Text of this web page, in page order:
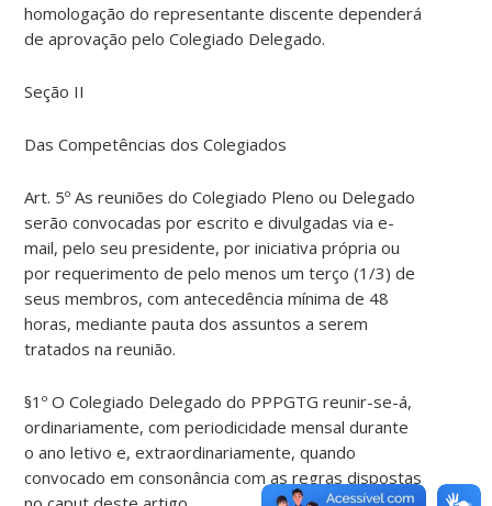
homologação do representante discente dependerá
de aprovação pelo Colegiado Delegado.
Seção II
Das Competências dos Colegiados
Art. 5º As reuniões do Colegiado Pleno ou Delegado
serão convocadas por escrito e divulgadas via e-
mail, pelo seu presidente, por iniciativa própria ou
por requerimento de pelo menos um terço (1/3) de
seus membros, com antecedência mínima de 48
horas, mediante pauta dos assuntos a serem
tratados na reunião.
§1º O Colegiado Delegado do PPPGTG reunir-se-á,
ordinariamente, com periodicidade mensal durante
o ano letivo e, extraordinariamente, quando
convocado em consonância com as regras dispostas